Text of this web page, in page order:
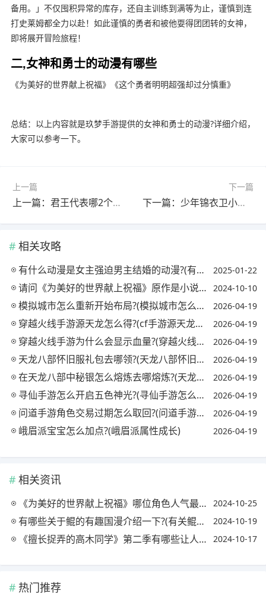
备用。」不仅囤积异常的库存，还自主训练到满等为止，谨慎到连
打史莱姆都全力以赴！如此谨慎的勇者和被他耍得团团转的女神，
即将展开冒险旅程！
二,女神和勇士的动漫有哪些
《为美好的世界献上祝福》《这个勇者明明超强却过分慎重》
总结：以上内容就是玖梦手游提供的女神和勇士的动漫?详细介绍，
大家可以参考一下。
上一篇
上一篇：君王代表哪2个数字?(君王代表哪2个数字组成)
下一篇
下一篇：少年锦衣卫小说大结局?(少年锦衣卫小说大结局)
相关攻略
有什么动漫是女主强迫男主结婚的动漫?(有什么动漫是女主强迫男主结婚的动漫推荐) 2025-01-22
请问《为美好的世界献上祝福》原作是小说还是漫画呢?(为美好的世界献上祝福小说一共有几本) 2024-10-10
模拟城市怎么重新开始布局?(模拟城市怎么样重新布局) 2026-04-19
穿越火线手游源天龙怎么得?(cf手游源天龙怎么获得) 2026-04-19
穿越火线手游为什么会显示血量?(穿越火线手机版显示的血量怎么开) 2026-04-19
天龙八部怀旧服礼包去哪领?(天龙八部怀旧服哪里有礼包) 2026-04-19
在天龙八部中秘银怎么熔炼去哪熔炼?(天龙八部秘银溶剂怎么获得) 2026-04-19
寻仙手游怎么开启五色神光?(寻仙手游怎么开启五色神光任务) 2026-04-19
问道手游角色交易过期怎么取回?(问道手游角色过期哪里取回) 2026-04-19
峨眉派宝宝怎么加点?(峨眉派属性成长) 2026-04-19
相关资讯
《为美好的世界献上祝福》哪位角色人气最高?(为美好的世界献上祝福女主叫什么) 2024-10-25
有哪些关于鲲的有趣国漫介绍一下?(有关鲲的动漫) 2024-10-19
《擅长捉弄的高木同学》第二季有哪些让人意外的彩蛋?(擅长捉弄的高木同学第二季奇奇动漫) 2024-10-17
热门推荐